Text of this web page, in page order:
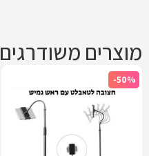
מוצרים משודרגים
-50%